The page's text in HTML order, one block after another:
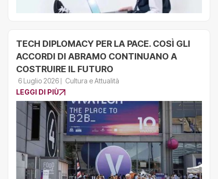
TECH DIPLOMACY PER LA PACE. COSÌ GLI
ACCORDI DI ABRAMO CONTINUANO A
COSTRUIRE IL FUTURO
6 Luglio 2026
Cultura e Attualità
LEGGI DI PIÙ